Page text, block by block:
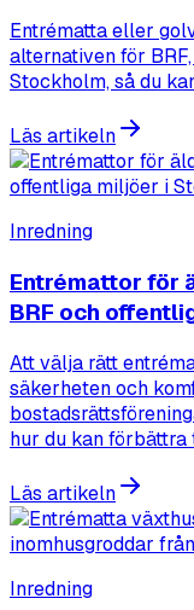
Entrématta eller
alternativen för
Stockholm, så du
Läs artikeln
Inredning
Entrémattor för
BRF och
Att välja rätt
säkerheten och
hur du kan
Läs artikeln
Inredning